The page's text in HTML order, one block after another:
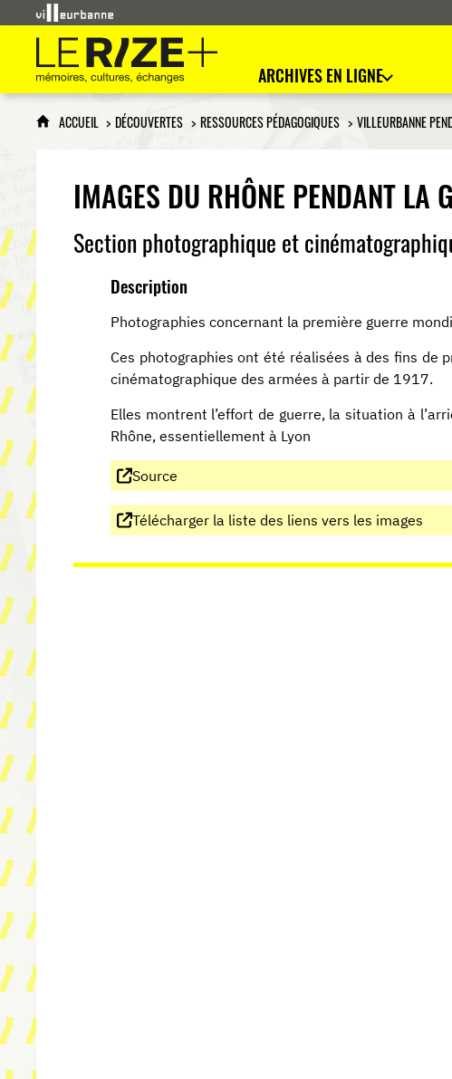
Le Rize+
mémoires, cultures, échanges
ARCHIVES EN LIGNE
ACCUEIL DÉCOUVERTES RESSOURCES PÉDAGOGIQUES VILLEURBANNE
IMAGES DU RHÔNE PENDANT LA
Section photographique et
Description
Photographies concernant la première guerre
Ces photographies ont été réalisées à des fins de
cinématographique des armées à partir de 1917.
Elles montrent l’effort de guerre, la situation à
Rhône, essentiellement à Lyon
Source
Télécharger la liste des liens vers les images